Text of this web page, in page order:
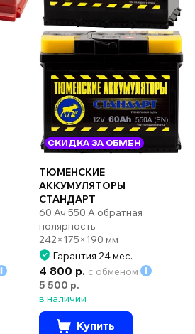
СКИДКА ЗА ОБМЕН
ТЮМЕНСКИЕ
АККУМУЛЯТОРЫ
СТАНДАРТ
60 Ач 550 А обратная
полярность
242×175×190 мм
Гарантия 24 мес.
4 800 р. с обменом
5 500 р.
в наличии
Купить